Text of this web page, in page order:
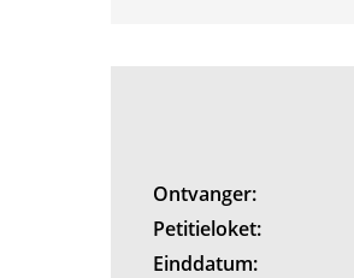
Ontvanger:
Petitieloket:
Einddatum: